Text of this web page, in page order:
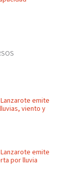
emite
viento y
emite
por lluvia